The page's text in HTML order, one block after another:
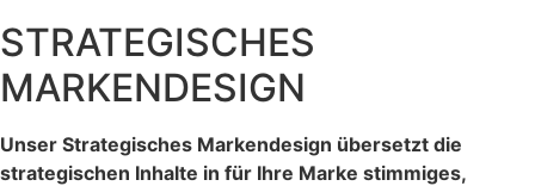
STRATEGISCHES
MARKENDESIGN
Unser Strategisches Markendesign übersetzt die
strategischen Inhalte in für Ihre Marke stimmiges,